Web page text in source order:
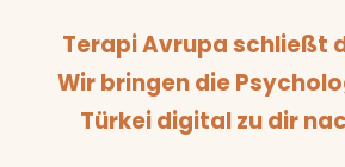
Terapi Avrupa schließt
Wir bringen die
Türkei digital zu dir